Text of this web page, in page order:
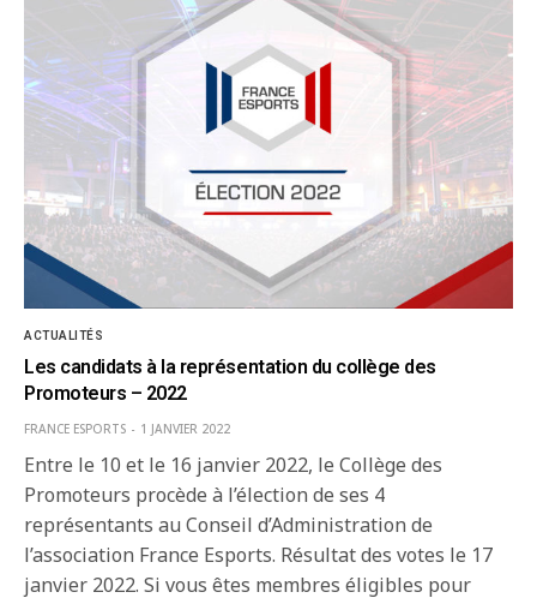
ACTUALITÉS
Les candidats à la représentation du collège des
Promoteurs – 2022
FRANCE ESPORTS 1 JANVIER 2022
Entre le 10 et le 16 janvier 2022, le Collège des
Promoteurs procède à l’élection de ses 4
représentants au Conseil d’Administration de
l’association France Esports. Résultat des votes le 17
janvier 2022. Si vous êtes membres éligibles pour